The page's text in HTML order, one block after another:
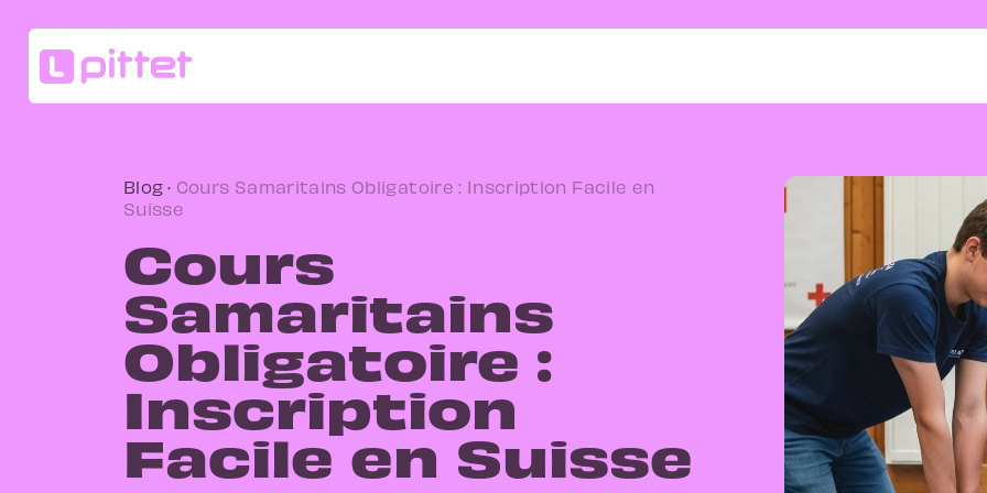
Blog · Cours Samaritains Obligatoire : Inscription Facile en
Suisse
Cours
Samaritains
Obligatoire :
Inscription
Facile en Suisse